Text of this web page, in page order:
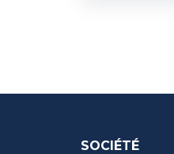
SOCIÉTÉ